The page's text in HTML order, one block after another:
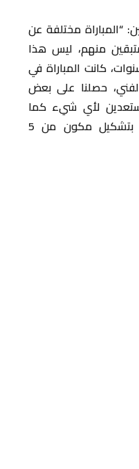
“المباراة مختلفة عن
فقط متبقين منهم، ليس هذا
الذي فزنا عليه قبل 4 سنوات، كانت المباراة في
الفني، حصلنا على بعض
لأي شيء كما
فعلنا أمام المغرب الذي بدأ بتشكيل مكون من 5